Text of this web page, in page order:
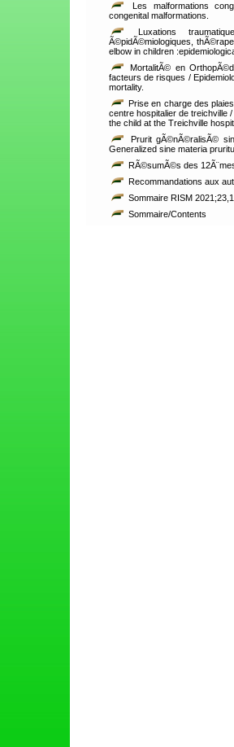
Les malformations
congenital malformations.
Luxations
Ã©pidÃ©miologiques,
elbow in children
MortalitÃ© en
facteurs de risques /
mortality.
Prise en charge des
centre hospitalier de treichville
the child at the Treichville
Prurit gÃ©nÃ©ralisÃ©
Generalized sine materia
RÃ©sumÃ©s des
Recommandations aux
Sommaire RISM 2021;23,1
Sommaire/Contents